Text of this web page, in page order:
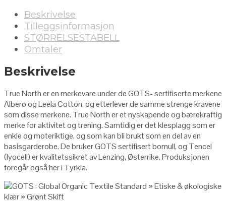
Beskrivelse
Tilleggsinformasjon
STØRRELSESTABELL
Omtaler
Beskrivelse
True North er en merkevareunder de GOTS- sertifiserte merkene
Albero og Leela Cotton, og etterlever de samme strenge kravene
som disse merkene. True North er et nyskapende og bærekraftig
merke for aktivitet og trening. Samtidig er det klesplagg som er
enkle og moteriktige, og som kan bli brukt som en del av en
basisgarderobe. De bruker GOTS sertifisert bomull, og Tencel
(lyocell) er kvalitetssikret av Lenzing, Østerrike. Produksjonen
foregår også her i Tyrkia.